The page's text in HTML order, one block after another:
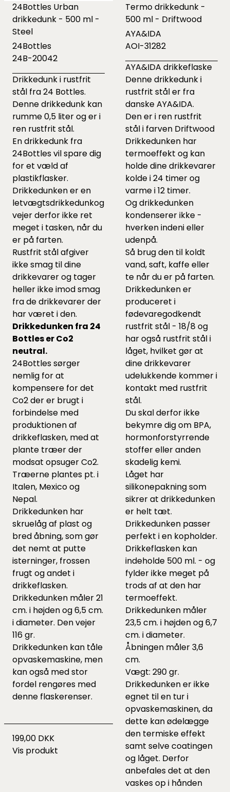
24Bottles Urban
drikkedunk - 500 ml -
Steel
24Bottles
24B-20042
Drikkedunk i rustfrit
stål fra 24 Bottles.
Denne drikkedunk kan
rumme 0,5 liter og er i
ren rustfrit stål.
En drikkedunk fra
24Bottles vil spare dig
for et væld af
plastikflasker.
Drikkedunken er en
letvægtsdrikkedunkog
vejer derfor ikke ret
meget i tasken, når du
er på farten.
Rustfrit stål afgiver
ikke smag til dine
drikkevarer og tager
heller ikke imod smag
fra de drikkevarer der
har været i den.
Drikkedunken fra 24
Bottles er Co2
neutral.
24Bottles sørger
nemlig for at
kompensere for det
Co2 der er brugt i
forbindelse med
produktionen af
drikkeflasken, med at
plante træer der
modsat opsuger Co2.
Træerne plantes pt. i
Italen, Mexico og
Nepal.
Drikkedunken har
skruelåg af plast og
bred åbning, som gør
det nemt at putte
isterninger, frossen
frugt og andet i
drikkeflasken.
Drikkedunken måler 21
cm. i højden og 6,5 cm.
i diameter. Den vejer
116 gr.
Drikkedunken kan tåle
opvaskemaskine, men
kan også med stor
fordel rengøres med
denne flaskerenser.
199,00 DKK
Vis produkt
Termo drikkedunk -
500 ml - Driftwood
AYA&IDA
AOI-31282
AYA&IDA drikkeflaske
Denne drikkedunk i
rustfrit stål er fra
danske AYA&IDA.
Den er i ren rustfrit
stål i farven Driftwood
Drikkedunken har
termoeffekt og kan
holde dine drikkevarer
kolde i 24 timer og
varme i 12 timer.
Og drikkedunken
kondenserer ikke -
hverken indeni eller
udenpå.
Så brug den til koldt
vand, saft, kaffe eller
te når du er på farten.
Drikkedunken er
produceret i
fødevaregodkendt
rustfrit stål - 18/8 og
har også rustfrit stål i
låget, hvilket gør at
dine drikkevarer
udelukkende kommer i
kontakt med rustfrit
stål.
Du skal derfor ikke
bekymre dig om BPA,
hormonforstyrrende
stoffer eller anden
skadelig kemi.
Låget har
silikonepakning som
sikrer at drikkedunken
er helt tæt.
Drikkedunken passer
perfekt i en kopholder.
Drikkeflasken kan
indeholde 500 ml. - og
fylder ikke meget på
trods af at den har
termoeffekt.
Drikkedunken måler
23,5 cm. i højden og 6,7
cm. i diameter.
Åbningen måler 3,6
cm.
Vægt: 290 gr.
Drikkedunken er ikke
egnet til en tur i
opvaskemaskinen, da
dette kan ødelægge
den termiske effekt
samt selve coatingen
og låget. Derfor
anbefales det at den
vaskes op i hånden